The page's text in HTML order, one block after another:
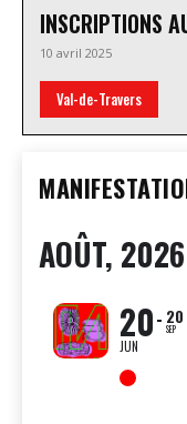
INSCRIPTIONS
10 avril 2025
Val-de-Travers
AOÛT, 2026
20
JUN
20
SEP